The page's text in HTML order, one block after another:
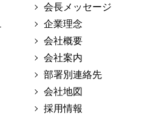
会長メッセージ
企業理念
会社概要
会社案内
部署別連絡先
会社地図
採用情報